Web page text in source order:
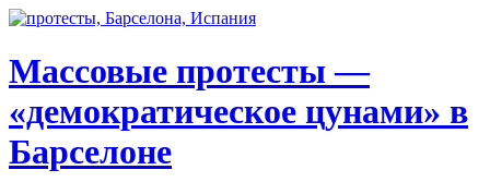
Массовые протесты —
«демократическое цунами» в
Барселоне